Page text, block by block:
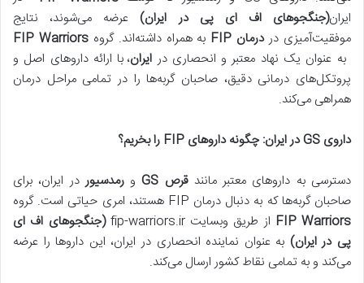
ایران(جنگجوهای اف ای پی در ایران)عرضه می‌شوند، نتایج
موفقیت‌آمیزی دردرمان به همراه داشته‌اند. گروهFIP Warriors
به عنوان یک نهاد معتبر و انحصاری در ایران، با ارائه داروهای اصل و
پروتکل‌های درمانی دقیق، صاحبان گربه‌ها را در تمامی مراحل درمان
همراهی می‌کند.
داروی
در ایران: چگونه داروهای
را بخریم؟
دسترسی به داروهای معتبر مانندقرص ورمدسیور در ایران، برای
صاحبان گربه‌ها که به دنبال درمان FIP هستند، امری حیاتی است. گروه
FIP Warriors از طریق وبسایت fip-warriors.ir
(جنگجوهای اف ای
پی در ایران) به عنوان نماینده انحصاری در ایران، این داروها را عرضه
می‌کند و به تمامی نقاط کشور ارسال می‌کند.